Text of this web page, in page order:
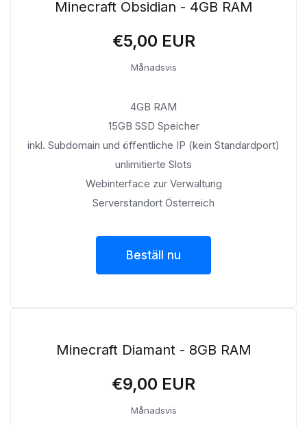
Minecraft Obsidian - 4GB RAM
€5,00 EUR
Månadsvis
4GB RAM
15GB SSD Speicher
inkl. Subdomain und öffentliche IP (kein Standardport)
unlimitierte Slots
Webinterface zur Verwaltung
Serverstandort Österreich
Beställ nu
Minecraft Diamant - 8GB RAM
€9,00 EUR
Månadsvis